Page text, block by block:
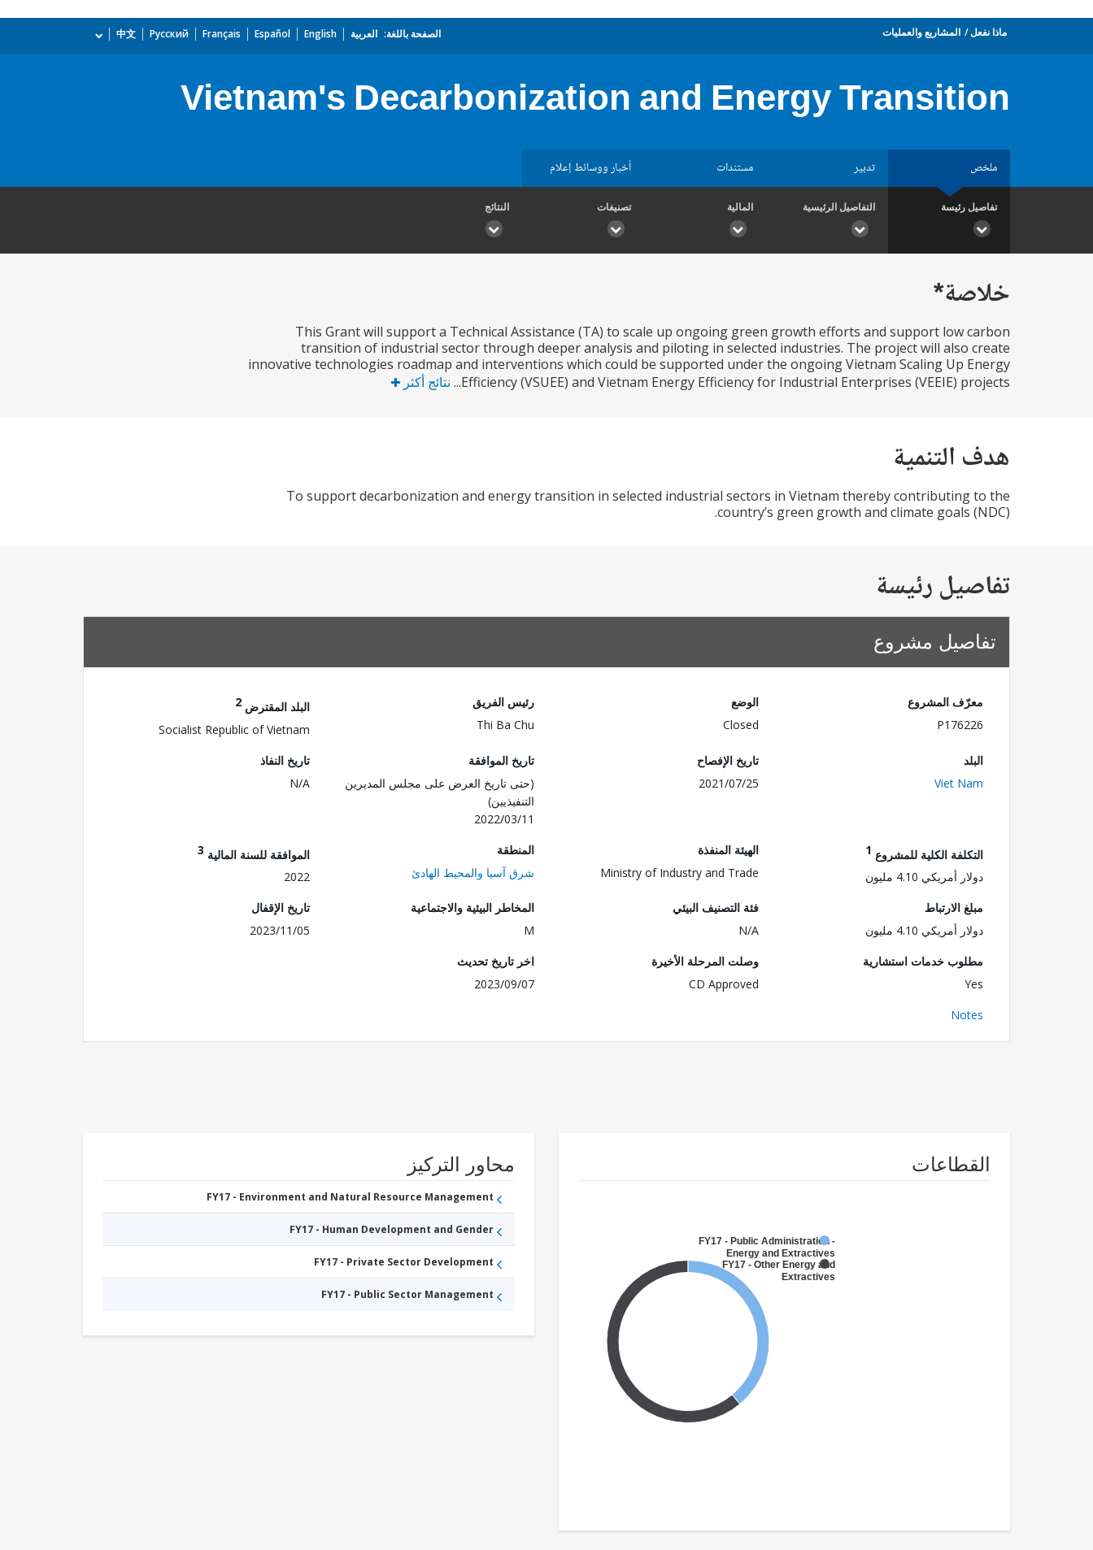
ماذا نفعل المشاريع والعمليات الصفحة باللغة: العربية English
Español
Français
Русский
中文
Vietnam's Decarbonization and Energy Transition
ملخص تدبير مستندات أخبار ووسائط إعلام
تفاصيل رئيسة التفاصيل الرئيسية المالية تصنيفات النتائج
خلاصة*
This Grant will support a Technical Assistance (TA) to scale up ongoing green growth efforts and support low carbon
transition of industrial sector through deeper analysis and piloting in selected industries. The project will also create
innovative technologies roadmap and interventions which could be supported under the ongoing Vietnam Scaling Up Energy
Efficiency (VSUEE) and Vietnam Energy Efficiency for Industrial Enterprises (VEEIE) projects...
نتائج أكثر
هدف التنمية
To support decarbonization and energy transition in selected industrial sectors in Vietnam thereby contributing to the
country’s green growth and climate goals (NDC).
تفاصيل رئيسة
تفاصيل مشروع
معرّف المشروع
P176226
الوضع
Closed
رئيس الفريق
Thi Ba Chu
البلد المقترض 2
Socialist Republic of Vietnam
البلد
Viet Nam
تاريخ الإفصاح
2021/07/25
تاريخ الموافقة
(حتى تاريخ العرض على مجلس المديرين
التنفيذيين)
2022/03/11
تاريخ النفاذ
N/A
التكلفة الكلية للمشروع 1
دولار أمريكي 4.10 مليون
الهيئة المنفذة
Ministry of Industry and Trade
المنطقة
شرق آسيا والمحيط الهادئ
الموافقة للسنة المالية 3
2022
مبلغ الارتباط
دولار أمريكي 4.10 مليون
فئة التصنيف البيئي
N/A
المخاطر البيئية والاجتماعية
M
تاريخ الإقفال
2023/11/05
مطلوب خدمات استشارية
Yes
وصلت المرحلة الأخيرة
CD Approved
اخر تاريخ تحديث
2023/09/07
Notes
القطاعات
FY17 - Public Administration -
Energy and Extractives
FY17 - Other Energy and
Extractives
محاور التركيز
FY17 - Environment and Natural Resource Management
FY17 - Human Development and Gender
FY17 - Private Sector Development
FY17 - Public Sector Management